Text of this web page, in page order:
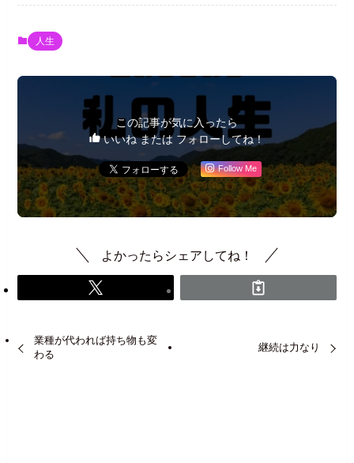
人生
この記事が気に入ったら
いいね または フォローしてね！
Follow Me
よかったらシェアしてね！
業種が代われば持ち物も変
わる
継続は力なり